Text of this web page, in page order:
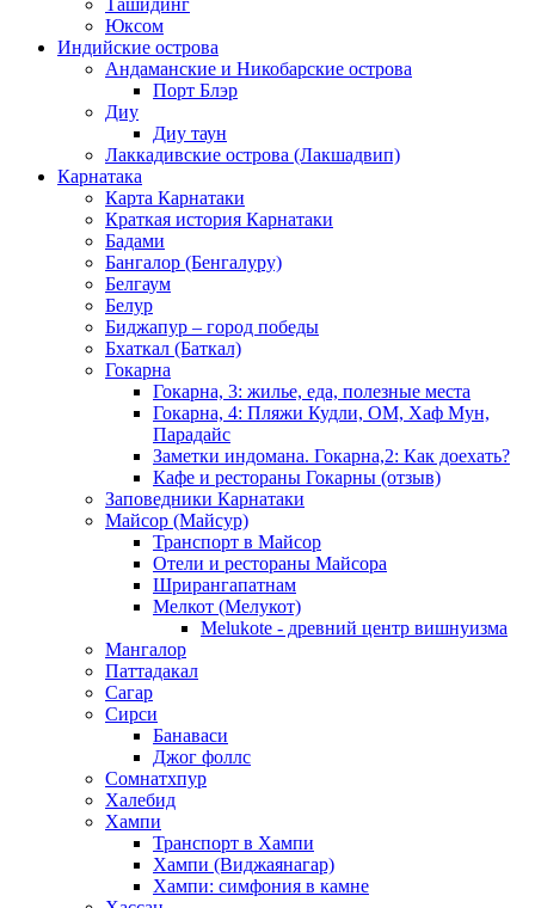
Юксом
Индийские острова
Андаманские и Никобарские острова
Порт Блэр
Диу
Диу таун
Лаккадивские острова (Лакшадвип)
Карнатака
Карта Карнатаки
Краткая история Карнатаки
Бадами
Бангалор (Бенгалуру)
Белгаум
Белур
Биджапур – город победы
Бхаткал (Баткал)
Гокарна
Гокарна, 3: жилье, еда, полезные места
Гокарна, 4: Пляжи Кудли, ОМ, Хаф Мун,
Парадайс
Заметки индомана. Гокарна,2: Как доехать?
Кафе и рестораны Гокарны (отзыв)
Заповедники Карнатаки
Майсор (Майсур)
Транспорт в Майсор
Отели и рестораны Майсора
Шрирангапатнам
Мелкот (Мелукот)
Melukote - древний центр вишнуизма
Мангалор
Паттадакал
Сагар
Сирси
Банаваси
Джог фоллс
Сомнатхпур
Халебид
Хампи
Транспорт в Хампи
Хампи (Виджаянагар)
Хампи: симфония в камне